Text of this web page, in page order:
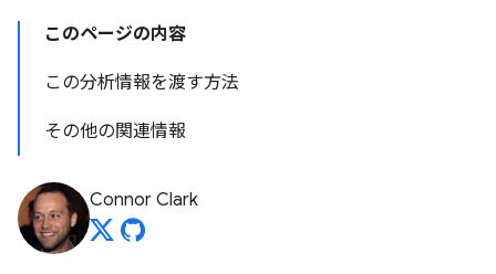
このページの内容
この分析情報を渡す方法
その他の関連情報
Connor Clark